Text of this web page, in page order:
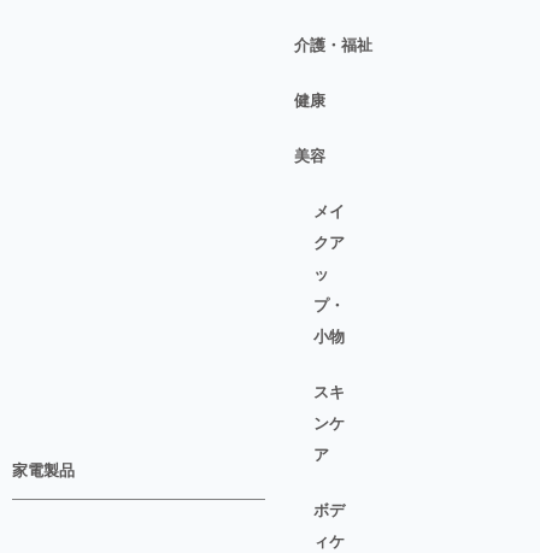
家電製品
介護・福祉
健康
美容
メイ
クア
ッ
プ・
小物
スキ
ンケ
ア
ボデ
ィケ